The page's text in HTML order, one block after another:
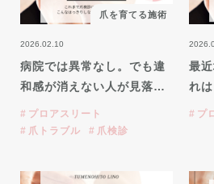
爪を育てる施術
2026.02.10
病院では異常なし。でも違
和感が消えない人が見落…
プロアスリート
爪トラブル
爪検診
最
れ
プ